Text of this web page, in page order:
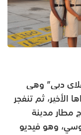
دبي” وهي
الأخير، ثم تنفجر
مطار مدينة
وهو فيديو